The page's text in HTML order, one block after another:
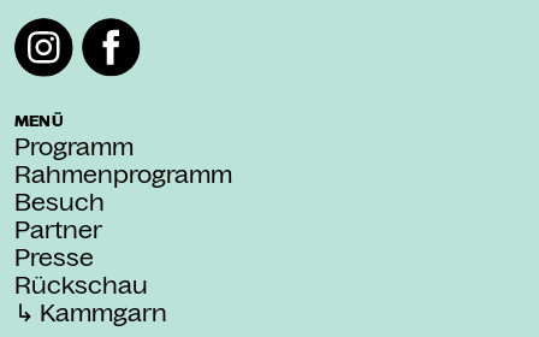
MENÜ
Programm
Rahmenprogramm
Besuch
Partner
Presse
Rückschau
↳ Kammgarn